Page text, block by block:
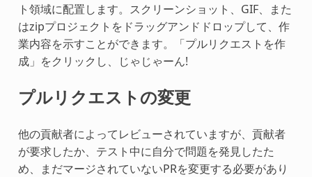
ト領域に配置します。スクリーンショット、GIF、また
はzipプロジェクトをドラッグアンドドロップして、作
業内容を示すことができます。「プルリクエストを作
成」をクリックし、じゃじゃーん!
プルリクエストの変更
他の貢献者によってレビューされていますが、貢献者
が要求したか、テスト中に自分で問題を発見したた
め、まだマージされていないPRを変更する必要があり